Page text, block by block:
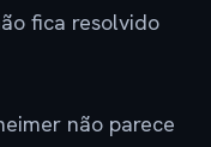
fica resolvido
não parece